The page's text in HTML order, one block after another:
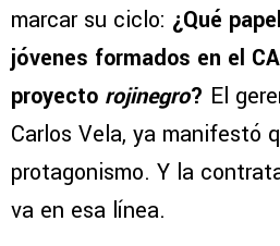
marcar su ciclo: ¿Qué
jóvenes formados en el
proyecto rojinegro? El
Carlos Vela, ya manifestó
protagonismo. Y la
va en esa línea.